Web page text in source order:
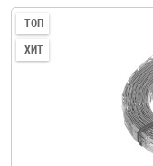
ТОП
ХИТ